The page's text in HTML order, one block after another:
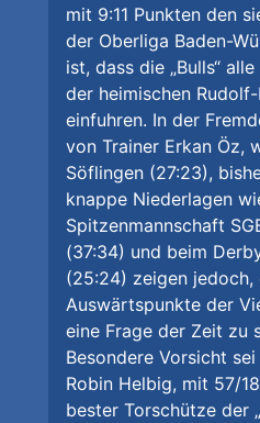
mit 9:11 Punkten den
der Oberliga Baden-
ist, dass die „Bulls“
der heimischen
einfuhren. In der
von Trainer Erkan Öz,
Söflingen (27:23),
knappe Niederlagen
Spitzenmannschaft
(37:34) und beim
(25:24) zeigen jedoch,
Auswärtspunkte der
eine Frage der Zeit zu
Besondere Vorsicht
Robin Helbig, mit 57/
bester Torschütze der